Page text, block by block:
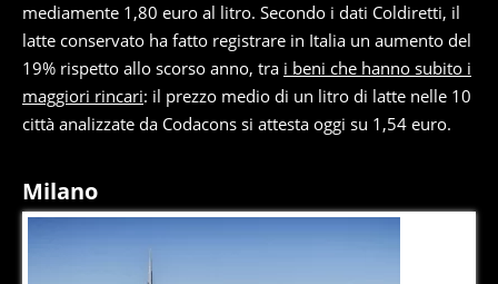
mediamente 1,80 euro al litro. Secondo i dati Coldiretti, il
latte conservato ha fatto registrare in Italia un aumento del
19% rispetto allo scorso anno, tra i beni che hanno subito i
maggiori rincari: il prezzo medio di un litro di latte nelle 10
città analizzate da Codacons si attesta oggi su 1,54 euro.
Milano